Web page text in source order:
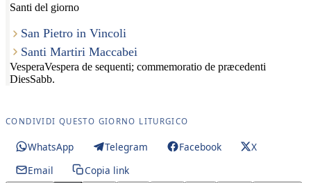
Santi del giorno
San Pietro in Vincoli
Santi Martiri Maccabei
VesperaVespera de sequenti; commemoratio de præcedenti
DiesSabb.
CONDIVIDI QUESTO GIORNO LITURGICO
WhatsApp Telegram Facebook
X
Email
Copia link